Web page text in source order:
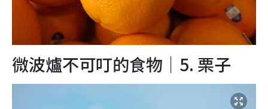
微波爐不可叮的食物｜5. 栗子